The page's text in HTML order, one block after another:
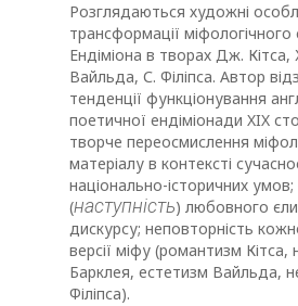
Розглядаються художні
трансформації
Ендіміона в творах Дж.
Вайльда, С. Філіпса. Автор
тенденції функціонування
поетичної ендіміонади XIX
творче переосмислення
матеріалу в контексті
національно-історичних умов;
(наступність) любовного
дискурсу; неповторність
версії міфу (романтизм Кітса,
Барклея, естетизм Вайльда,
Філіпса).